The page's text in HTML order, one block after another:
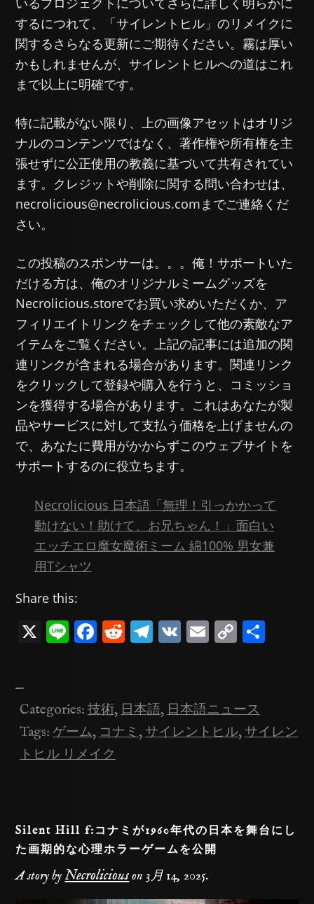
するにつれて、「サイレントヒル」のリメイクに
関するさらなる更新にご期待ください。霧は厚い
かもしれませんが、サイレントヒルへの道はこれ
まで以上に明確です。
特に記載がない限り、上の画像アセットはオリジ
ナルのコンテンツではなく、著作権や所有権を主
張せずに公正使用の教義に基づいて共有されてい
ます。クレジットや削除に関する問い合わせは、
necrolicious@necrolicious.comまでご連絡くだ
さい。
この投稿のスポンサーは。。。俺！サポートいた
だける方は、俺のオリジナルミームグッズを
Necrolicious.storeでお買い求めいただくか、ア
フィリエイトリンクをチェックして他の素敵なア
イテムをご覧ください。上記の記事には追加の関
連リンクが含まれる場合があります。関連リンク
をクリックして登録や購入を行うと、コミッショ
ンを獲得する場合があります。これはあなたが製
品やサービスに対して支払う価格を上げませんの
で、あなたに費用がかからずこのウェブサイトを
サポートするのに役立ちます。
Necrolicious 日本語「無理！引っかかって
動けない！助けて、お兄ちゃん！」面白い
エッチエロ魔女魔術ミーム 綿100% 男女兼
用Tシャツ
Share this:
X Li F
e
b
o
o
R
di
t
T
gr
a
m
V E
l
C
Li
n
—
Categories:技術,日本語,日本語ニュース
Tags:ゲーム,コナミ,サイレントヒル,サイレン
トヒル リメイク
Silent Hill f:コナミが1960年代の日本を舞台にし
た画期的な心理ホラーゲームを公開
A story by Necroliciouson 3月 14, 2025.